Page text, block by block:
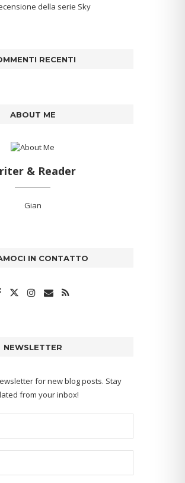
della serie Sky
RECENTI
ABOUT ME
& Reader
Gian
IN CONTATTO
NEWSLETTER
for new blog posts. Stay
from your inbox!